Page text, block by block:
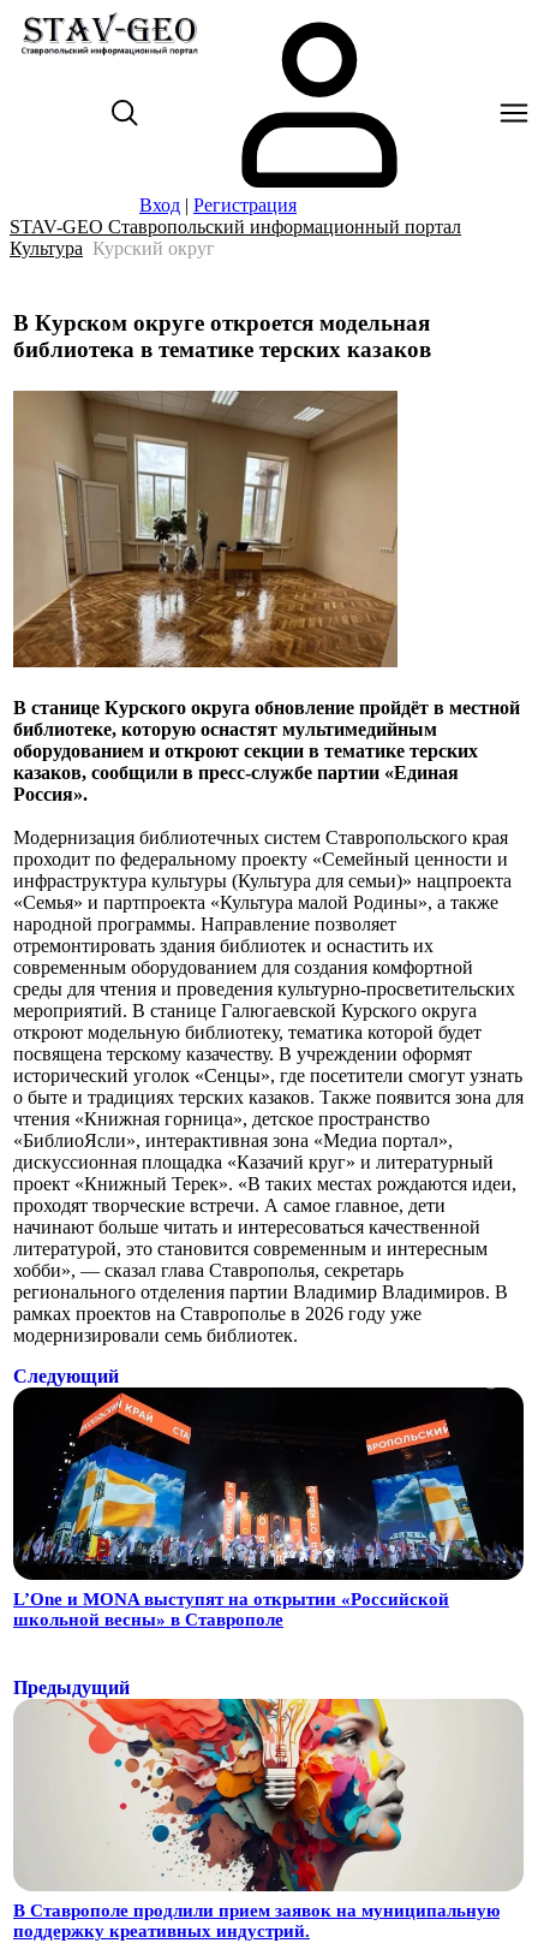
Вход | Регистрация
STAV-GEO Ставропольский информационный портал
Культура Курский округ
В Курском округе откроется модельная
библиотека в тематике терских казаков
В станице Курского округа обновление пройдёт в местной
библиотеке, которую оснастят мультимедийным
оборудованием и откроют секции в тематике терских
казаков, сообщили в пресс-службе партии «Единая
Россия».
Модернизация библиотечных систем Ставропольского края
проходит по федеральному проекту «Семейный ценности и
инфраструктура культуры (Культура для семьи)» нацпроекта
«Семья» и партпроекта «Культура малой Родины», а также
народной программы. Направление позволяет
отремонтировать здания библиотек и оснастить их
современным оборудованием для создания комфортной
среды для чтения и проведения культурно-просветительских
мероприятий. В станице Галюгаевской Курского округа
откроют модельную библиотеку, тематика которой будет
посвящена терскому казачеству. В учреждении оформят
исторический уголок «Сенцы», где посетители смогут узнать
о быте и традициях терских казаков. Также появится зона для
чтения «Книжная горница», детское пространство
«БиблиоЯсли», интерактивная зона «Медиа портал»,
дискуссионная площадка «Казачий круг» и литературный
проект «Книжный Терек». «В таких местах рождаются идеи,
проходят творческие встречи. А самое главное, дети
начинают больше читать и интересоваться качественной
литературой, это становится современным и интересным
хобби», — сказал глава Ставрополья, секретарь
регионального отделения партии Владимир Владимиров. В
рамках проектов на Ставрополье в 2026 году уже
модернизировали семь библиотек.
Следующий
L’One и MONA выступят на открытии «Российской
школьной весны» в Ставрополе
Предыдущий
В Ставрополе продлили прием заявок на муниципальную
поддержку креативных индустрий.